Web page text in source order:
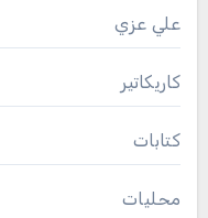
علي عزي
كاريكاتير
كتابات
محليات